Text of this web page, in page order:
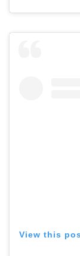
View this